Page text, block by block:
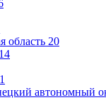
область 20
14
1
автономный